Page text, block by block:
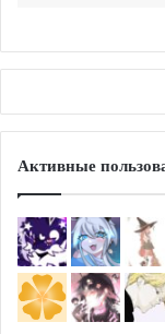
Активные